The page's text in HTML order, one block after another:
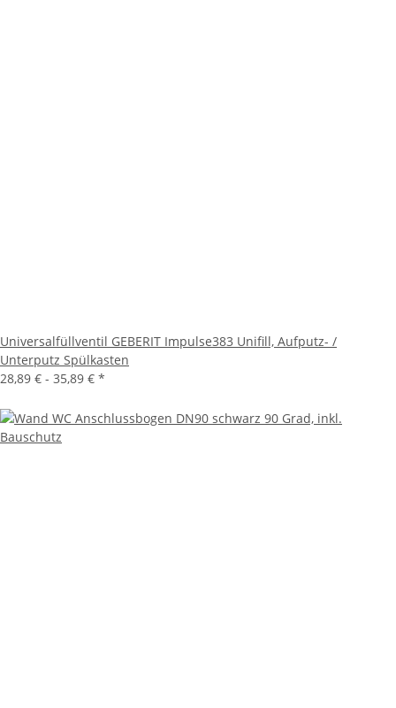
Universalfüllventil GEBERIT Impulse383 Unifill, Aufputz- /
Unterputz Spülkasten
28,89 € - 35,89 € *